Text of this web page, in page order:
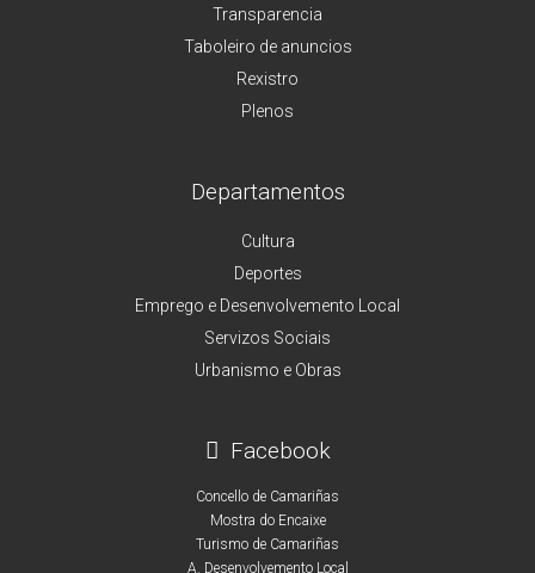
Transparencia
Taboleiro de anuncios
Rexistro
Plenos
Departamentos
Cultura
Deportes
Emprego e Desenvolvemento Local
Servizos Sociais
Urbanismo e Obras
Facebook
Concello de Camariñas
Mostra do Encaixe
Turismo de Camariñas
A. Desenvolvemento Local